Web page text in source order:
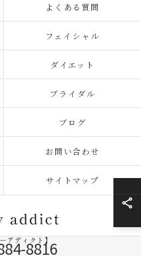
8816
よくある質問
フェイシャル
ダイエット
ブライダル
ブログ
お問い合わせ
サイトマップ